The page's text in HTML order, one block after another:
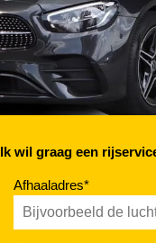
Ik wil graag een
Afhaaladres*